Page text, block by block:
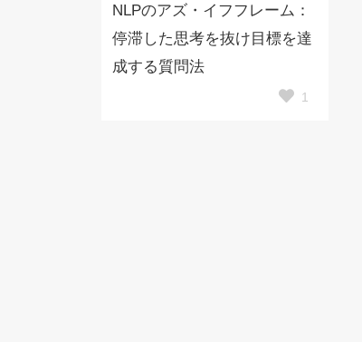
NLPのアズ・イフフレーム：
停滞した思考を抜け目標を達
成する質問法
1